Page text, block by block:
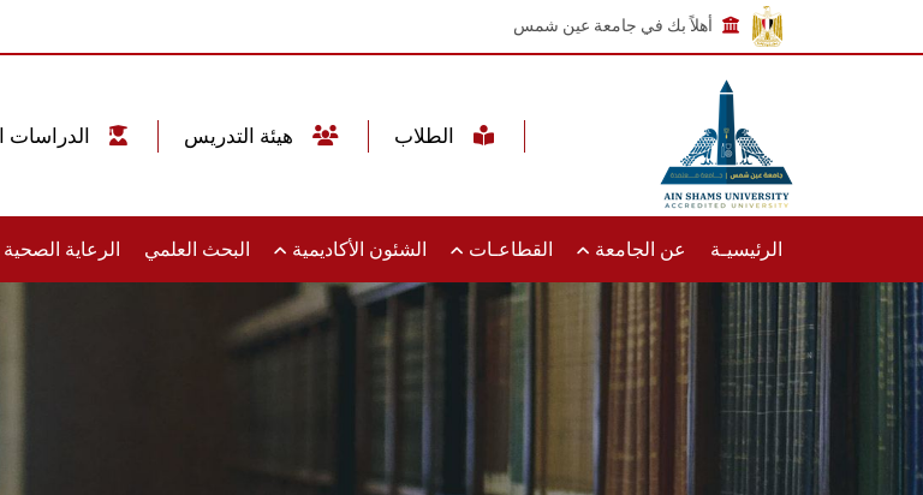
أهلاً بك في جامعة عين شمس
الرئيسيـة عن الجامعة القطاعـات الشئون الأكاديمية البحث العلمي الرعاية الصحية